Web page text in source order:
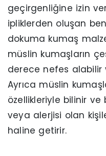
geçirgenliğine izin
ipliklerden oluşan
dokuma kumaş
müslin kumaşların
derece nefes alabilir
Ayrıca müslin
özellikleriyle bilinir
veya alerjisi olan
haline getirir.